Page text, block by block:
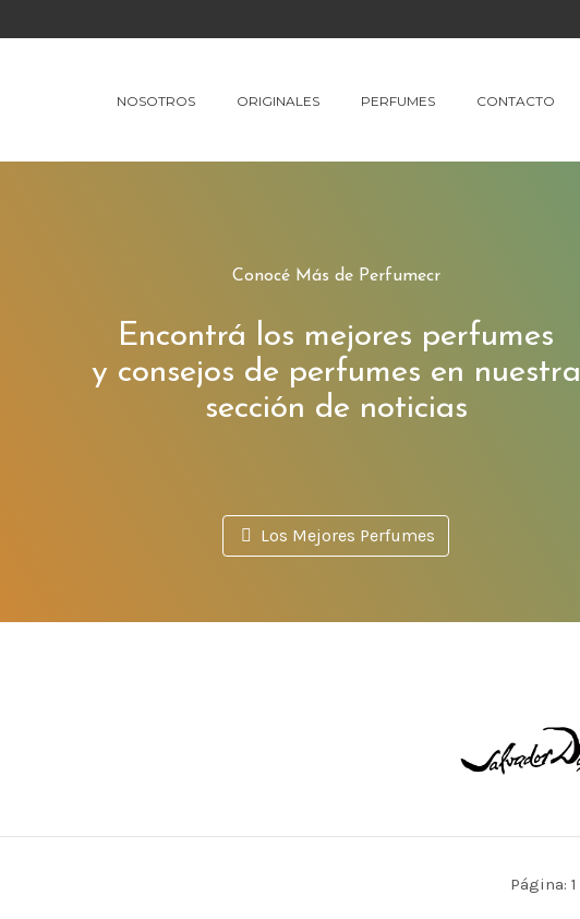
NOSOTROS ORIGINALES PERFUMES CONTACTO
Conocé Más de Perfumecr
Encontrá los mejores perfumes
y consejos de perfumes en nuestra
sección de noticias
Los Mejores Perfumes
Página: 1